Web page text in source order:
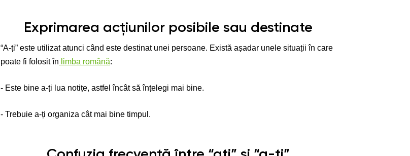
Exprimarea acțiunilor posibile sau destinate
“A-ți” este utilizat atunci când este destinat unei persoane. Există așadar unele situații în care
poate fi folosit în limba română:
- Este bine a-ți lua notițe, astfel încât să înțelegi mai bine.
- Trebuie a-ți organiza cât mai bine timpul.